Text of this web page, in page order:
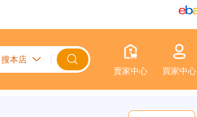
賣家中心 買家中心